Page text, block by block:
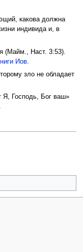
какова должна
индивида и, в
(Майм., Наст. 3:53).
Иов
зло не обладает
Я, Господь, Бог ваш»